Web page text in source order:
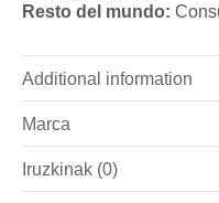
Resto del mundo:
Additional information
Pesoa
Dimentsioak
Marca
Marca
Iruzkinak (0)